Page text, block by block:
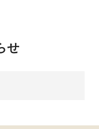
ック！予約はコチ
せ